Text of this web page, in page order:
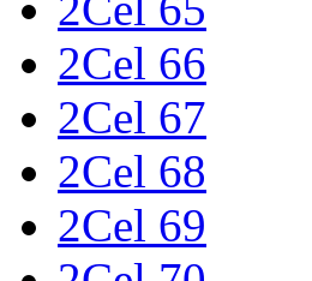
2Cel 66
2Cel 67
2Cel 68
2Cel 69